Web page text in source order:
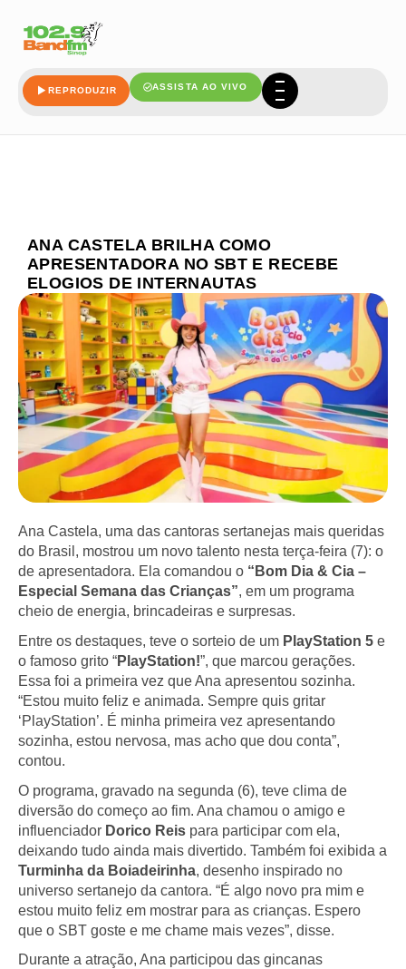
REPRODUZIR ASSISTA AO VIVO
ANA CASTELA BRILHA COMO
APRESENTADORA NO SBT E RECEBE
ELOGIOS DE INTERNAUTAS
Ana Castela, uma das cantoras sertanejas mais queridas
do Brasil, mostrou um novo talento nesta terça-feira (7): o
de apresentadora. Ela comandou o “Bom Dia & Cia –
Especial Semana das Crianças”, em um programa
cheio de energia, brincadeiras e surpresas.
Entre os destaques, teve o sorteio de um PlayStation 5 e
o famoso grito “PlayStation!”, que marcou gerações.
Essa foi a primeira vez que Ana apresentou sozinha.
“Estou muito feliz e animada. Sempre quis gritar
‘PlayStation’. É minha primeira vez apresentando
sozinha, estou nervosa, mas acho que dou conta”,
contou.
O programa, gravado na segunda (6), teve clima de
diversão do começo ao fim. Ana chamou o amigo e
influenciador Dorico Reis para participar com ela,
deixando tudo ainda mais divertido. Também foi exibida a
Turminha da Boiadeirinha, desenho inspirado no
universo sertanejo da cantora. “É algo novo pra mim e
estou muito feliz em mostrar para as crianças. Espero
que o SBT goste e me chame mais vezes”, disse.
Durante a atração, Ana participou das gincanas